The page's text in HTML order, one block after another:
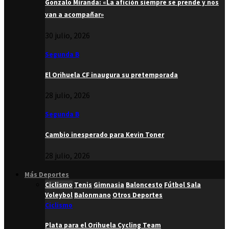
Gonzalo Miranda: «La afición siempre se prende y nos
van a acompañar»
30 julio, 2026
Segunda B
El Orihuela CF inaugura su pretemporada
28 julio, 2026
Segunda B
Cambio inesperado para Kevin Toner
28 julio, 2026
Más Deportes
Ciclismo Tenis Gimnasia Baloncesto Fútbol Sala
Voleybol Balonmano Otros Deportes
Ciclismo
Plata para el Orihuela Cycling Team